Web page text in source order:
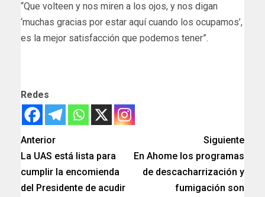
“Que volteen y nos miren a los ojos, y nos digan
‘muchas gracias por estar aquí cuando los ocupamos’,
es la mejor satisfacción que podemos tener”.
Redes
Anterior
La UAS está lista para
cumplir la encomienda
del Presidente de acudir
Siguiente
En Ahome los programas
de descacharrización y
fumigación son